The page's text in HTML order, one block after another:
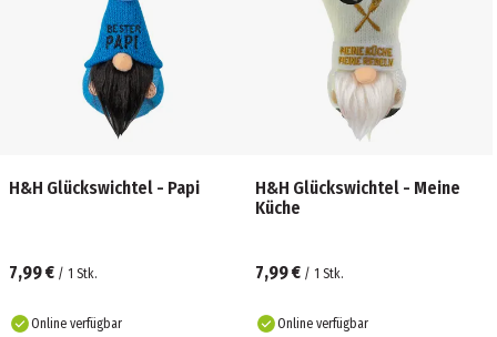
H&H Glückswichtel - Papi
7,99 € / 1 Stk.
Online verfügbar
H&H Glückswichtel - Meine
Küche
7,99 € / 1 Stk.
Online verfügbar